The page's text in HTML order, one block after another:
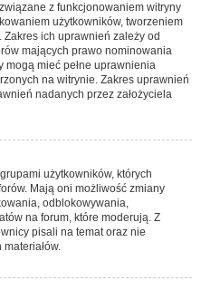
z funkcjonowaniem witryny
użytkowników, tworzeniem
ich uprawnień zależy od
mających prawo nominowania
mogą mieć pełne uprawnienia
na witrynie. Zakres uprawnień
nadanych przez założyciela
użytkowników, których
Mają oni możliwość zmiany
odblokowywania,
na forum, które moderują. Z
pisali na temat oraz nie